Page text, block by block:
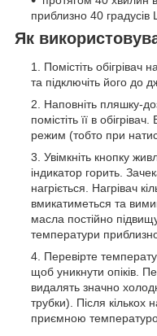
приблизно 40 градусів
Як
Помістіть обігрівач
та підключіть його до
Наповніть пляшку-
помістіть її в
режим (тобто при
Увімкніть кнопку
індикатор горить.
нагріється. Нагрівач
вмикатиметься та
масла постійно
температури
Перевірте
щоб уникнути опіків.
видалять значно
трубки). Після кількох
приємною